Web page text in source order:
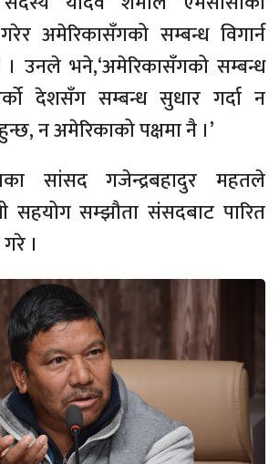
अमेरिकासँगको सम्बन्ध विगार्न
उनले भने,‘अमेरिकासँगको सम्बन्ध
देशसँग सम्बन्ध सुधार गर्दा न
न अमेरिकाको पक्षमा नै ।’
सांसद गजेन्द्रबहादुर महतले
सहयोग सम्झौता संसदबाट पारित
।